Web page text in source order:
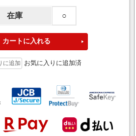
在庫 ○
お気に入りに追加済